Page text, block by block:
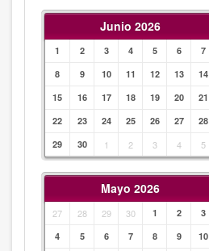
Junio 2026
1 2 3 4 5 6
7
8
9 10 11 12 13
14
15
16 17 18 19 20
21
22
23 24 25 26 27
28
29
30 1 2 3 4 5
Mayo 2026
27 28 29 30 1 2
3
4
5 6 7 8 9
10